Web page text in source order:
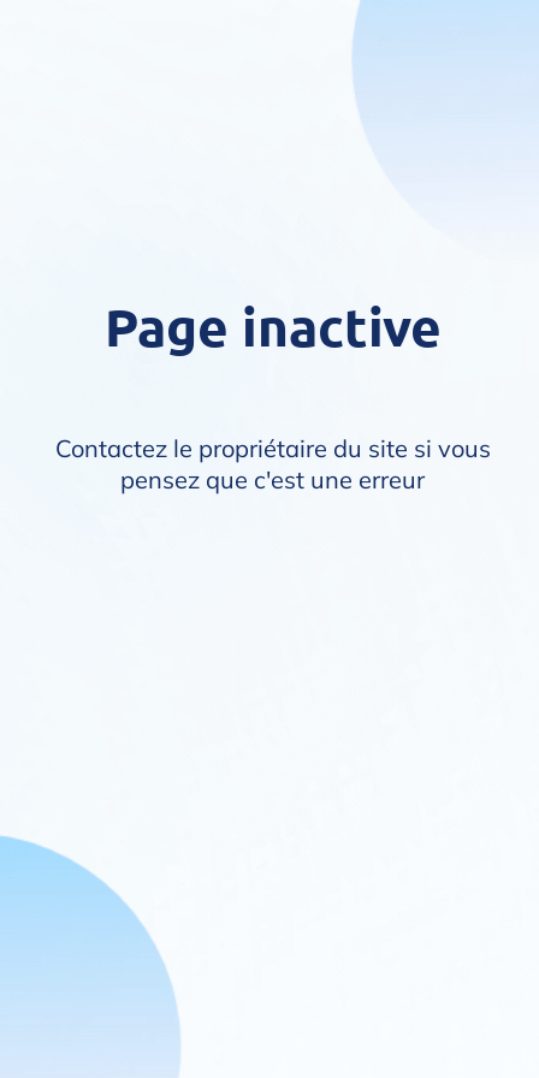
Page inactive
Contactez le propriétaire du site si vous
pensez que c'est une erreur